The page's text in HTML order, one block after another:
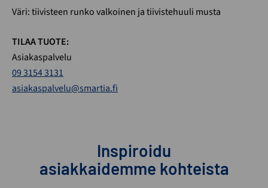
Väri: tiivisteen runko valkoinen ja tiivistehuuli musta
TILAA TUOTE:
Asiakaspalvelu
09 3154 3131
asiakaspalvelu@smartia.fi
Inspiroidu
asiakkaidemme kohteista